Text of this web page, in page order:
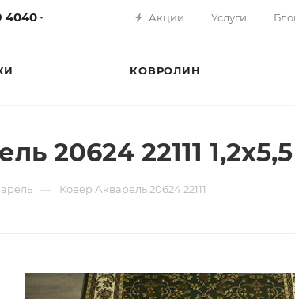
4040 Акции Услуги
КОВРОЛИН
20624 22111
— Ковер Акварель 20624 22111